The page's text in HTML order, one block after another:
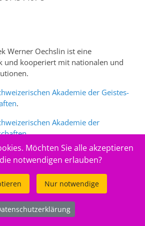
Werner Oechslin ist eine
und kooperiert mit nationalen und
Akademie der Geistes-
.
Akademie der
.
des Schweizer Portalswww.sciences-
Bibliothek Werner Oechslin
Möchten Sie alle akzeptieren
notwendigen erlauben?
Nur notwendige